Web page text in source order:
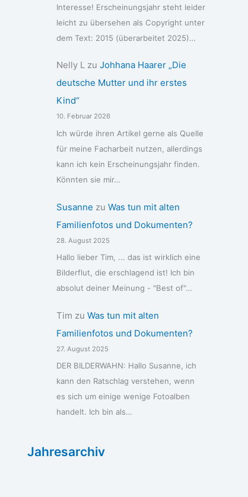
Interesse! Erscheinungsjahr steht leider
leicht zu übersehen als Copyright unter
dem Text: 2015 (überarbeitet 2025)…
Nelly Lzu Johhana Haarer „Die
deutsche Mutter und ihr erstes
Kind“
10. Februar 2026
Ich würde ihren Artikel gerne als Quelle
für meine Facharbeit nutzen, allerdings
kann ich kein Erscheinungsjahr finden.
Könnten sie mir…
Susanne zu Was tun mit alten
Familienfotos und Dokumenten?
28. August 2025
Hallo lieber Tim, ... das ist wirklich eine
Bilderflut, die erschlagend ist! Ich bin
absolut deiner Meinung - "Best of"…
Tim zu Was tun mit alten
Familienfotos und Dokumenten?
27. August 2025
DER BILDERWAHN: Hallo Susanne, ich
kann den Ratschlag verstehen, wenn
es sich um einige wenige Fotoalben
handelt. Ich bin als…
Jahresarchiv